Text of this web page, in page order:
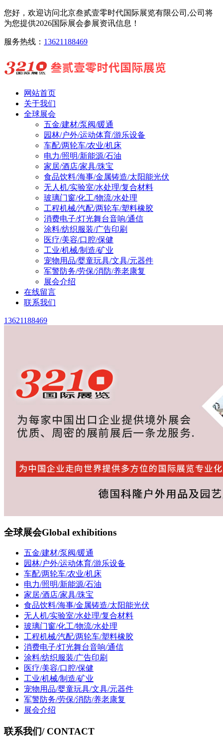
您好，欢迎访问北京叁贰壹零时代国际展览有限公司,公司将
为您提供2026国际展会参展资讯信息！
服务热线： 13621188469
网站首页
关于我们
全球展会
五金/建材/泵阀/暖通
园林/户外/运动体育/游乐设备
车配/两轮车/农业/机床
电力/照明/新能源/石油
家居/酒店/家具/珠宝
食品饮料/海事/金属铸造/太阳能光伏
无人机/实验室/水处理/复合材料
玻璃门窗/化工/物流/水处理
工程机械/汽配/两轮车/塑料橡胶
消费电子/灯光舞台音响/通信
涂料/纺织服装/广告印刷
医疗/美容/口腔/保健
工业/机械/制造/矿业
宠物用品/婴童玩具/文具/元器件
军警防务/劳保/消防/养老康复
展会介绍
在线留言
联系我们
13621188469
全球展会Global exhibitions
五金/建材/泵阀/暖通
园林/户外/运动体育/游乐设备
车配/两轮车/农业/机床
电力/照明/新能源/石油
家居/酒店/家具/珠宝
食品饮料/海事/金属铸造/太阳能光伏
无人机/实验室/水处理/复合材料
玻璃门窗/化工/物流/水处理
工程机械/汽配/两轮车/塑料橡胶
消费电子/灯光舞台音响/通信
涂料/纺织服装/广告印刷
医疗/美容/口腔/保健
工业/机械/制造/矿业
宠物用品/婴童玩具/文具/元器件
军警防务/劳保/消防/养老康复
展会介绍
联系我们/ CONTACT